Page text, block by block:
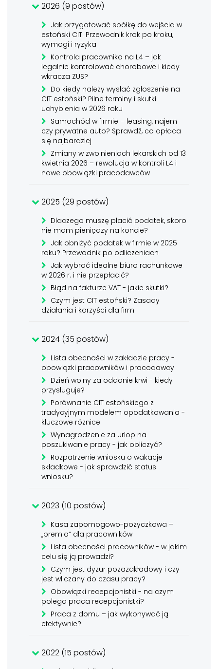
2026 (9 postów)
Jak przygotować spółkę do wejścia w
estoński CIT: Przewodnik krok po kroku,
wymogi i ryzyka
Kontrola pracownika na L4 – jak
legalnie kontrolować chorobowe i kiedy
wkracza ZUS?
Do kiedy należy wysłać zgłoszenie na
CIT estoński? Pilne terminy i skutki
uchybienia w 2026 roku
Samochód w firmie – leasing, najem
czy prywatne auto? Sprawdź, co opłaca
się najbardziej
Zmiany w zwolnieniach lekarskich od 13
kwietnia 2026 – rewolucja w kontroli L4 i
nowe obowiązki pracodawców
2025 (29 postów)
Dlaczego muszę płacić podatek, skoro
nie mam pieniędzy na koncie?
Jak obniżyć podatek w firmie w 2025
roku? Przewodnik po odliczeniach
Jak wybrać idealne biuro rachunkowe
w 2026 r. i nie przepłacić?
Błąd na fakturze VAT - jakie skutki?
Czym jest CIT estoński? Zasady
działania i korzyści dla firm
2024 (35 postów)
Lista obecności w zakładzie pracy -
obowiązki pracowników i pracodawcy
Dzień wolny za oddanie krwi - kiedy
przysługuje?
Porównanie CIT estońskiego z
tradycyjnym modelem opodatkowania -
kluczowe różnice
Wynagrodzenie za urlop na
poszukiwanie pracy - jak obliczyć?
Rozpatrzenie wniosku o wakacje
składkowe - jak sprawdzić status
wniosku?
2023 (10 postów)
Kasa zapomogowo-pożyczkowa –
„premia” dla pracowników
Lista obecności pracowników - w jakim
celu się ją prowadzi?
Czym jest dyżur pozazakładowy i czy
jest wliczany do czasu pracy?
Obowiązki recepcjonistki - na czym
polega praca recepcjonistki?
Praca z domu – jak wykonywać ją
efektywnie?
2022 (15 postów)